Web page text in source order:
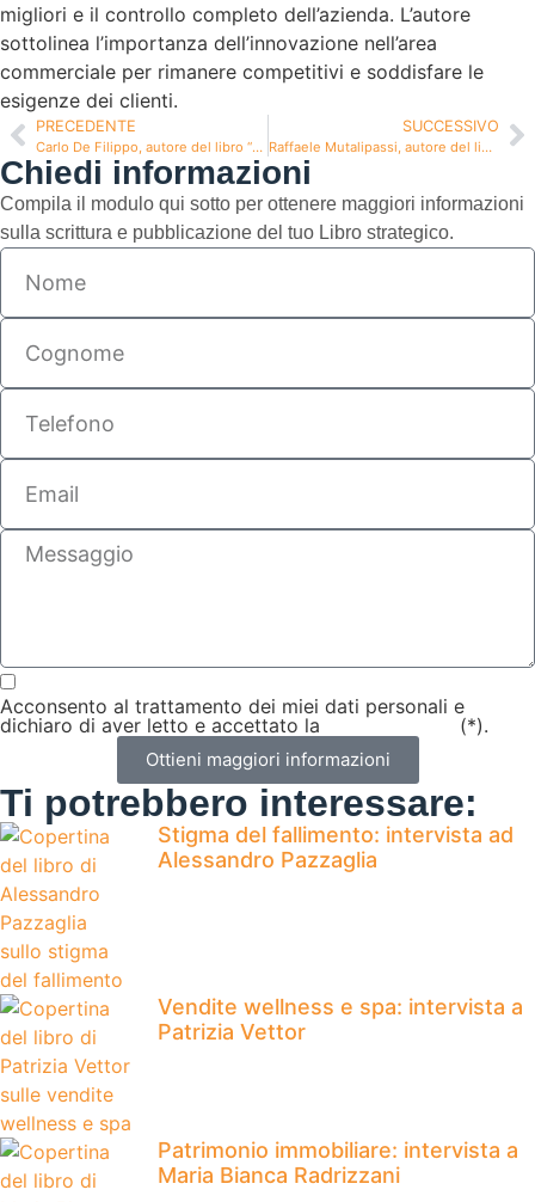
migliori e il controllo completo dell’azienda. L’autore
sottolinea l’importanza dell’innovazione nell’area
commerciale per rimanere competitivi e soddisfare le
esigenze dei clienti.
PRECEDENTE
Carlo De Filippo, autore del libro “Bell’è Buono”
SUCCESSIVO
Raffaele Mutalipassi, autore del libro “La vita ostile”
Chiedi informazioni
Compila il modulo qui sotto per ottenere maggiori informazioni
sulla scrittura e pubblicazione del tuo Libro strategico.
Acconsento al trattamento dei miei dati personali e
dichiaro di aver letto e accettato la
privacy policy (*).
Ottieni maggiori informazioni
Ti potrebbero interessare:
Stigma del fallimento: intervista ad
Alessandro Pazzaglia
Vendite wellness e spa: intervista a
Patrizia Vettor
Patrimonio immobiliare: intervista a
Maria Bianca Radrizzani